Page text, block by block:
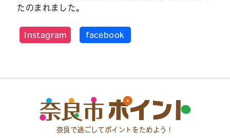
たのまれました。
Instagram facebook
奈良で過ごしてポイントをためよう！